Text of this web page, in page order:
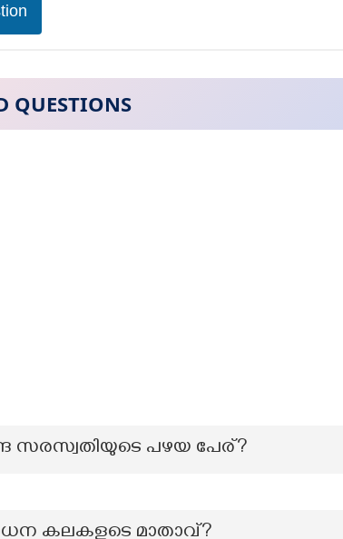
QUESTIONS
സരസ്വതിയുടെ പഴയ പേര്?
കലകളുടെ മാതാവ്?